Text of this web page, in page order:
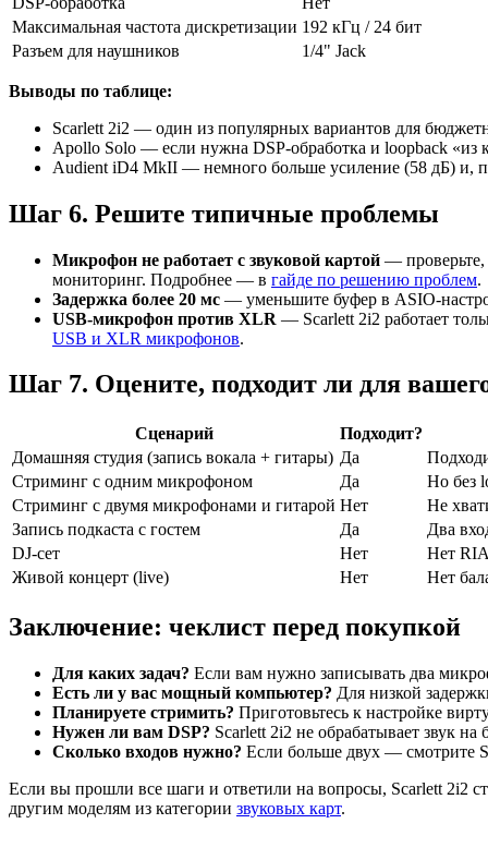
Максимальная частота дискретизации 192 кГц / 24 бит
Разъем для наушников
1/4" Jack
Выводы по таблице:
Scarlett 2i2 — один из популярных вариантов для
Apollo Solo — если нужна DSP-обработка и loopback «из
Audient iD4 MkII — немного больше усиление (58 дБ) и,
Шаг 6. Решите типичные проблемы
Микрофон не работает с звуковой картой —
мониторинг. Подробнее — в гайде по решению проблем.
Задержка более 20 мс — уменьшите буфер в ASIO-
USB-микрофон против XLR — Scarlett 2i2 работает
USB и XLR микрофонов.
Шаг 7. Оцените, подходит ли для
Сценарий
Подходит?
Домашняя студия (запись вокала + гитары) Да
Стриминг с одним микрофоном
Да
Но без
Стриминг с двумя микрофонами и гитарой Нет
Не
Запись подкаста с гостем
Да
Два
DJ-сет
Нет
Нет
Живой концерт (live)
Нет Нет
Заключение: чеклист перед покупкой
Для каких задач? Если вам нужно записывать два
Есть ли у вас мощный компьютер? Для низкой
Планируете стримить? Приготовьтесь к настройке
Нужен ли вам DSP? Scarlett 2i2 не обрабатывает звук
Сколько входов нужно? Если больше двух — смотрите
Если вы прошли все шаги и ответили на вопросы, Scarlett 2i2
другим моделям из категории звуковых карт.